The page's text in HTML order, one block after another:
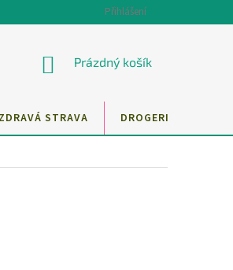
Přihlášení
NÁKUPNÍ
Prázdný košík
ZDRAVÁ STRAVA DROGERIE